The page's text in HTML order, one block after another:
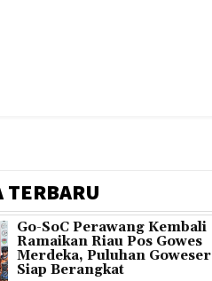
TERBARU
Go-SoC Perawang Kembali
Ramaikan Riau Pos Gowes
Merdeka, Puluhan Goweser
Siap Berangkat